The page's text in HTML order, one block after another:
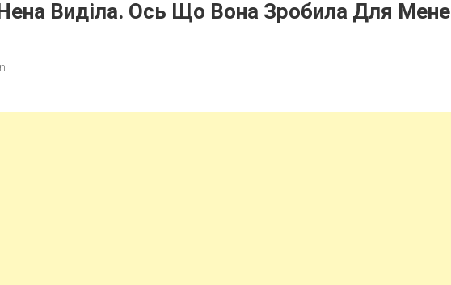
Виділа. Ось Що Вона Зробила Для Мене